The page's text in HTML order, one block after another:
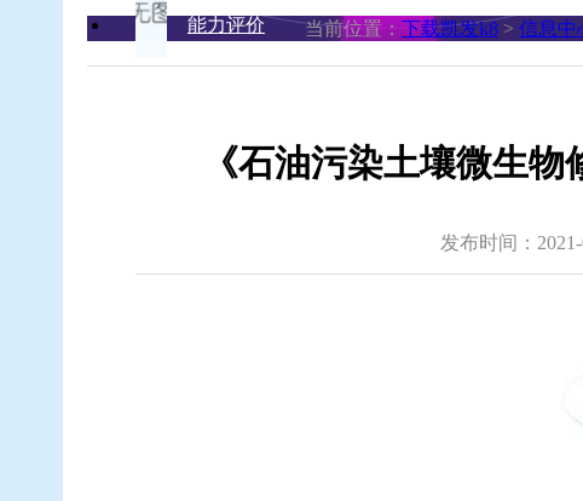
能力评价 当前位置： 下载凯发k8 > 信息中
《石油污染土壤微生
发布时间：